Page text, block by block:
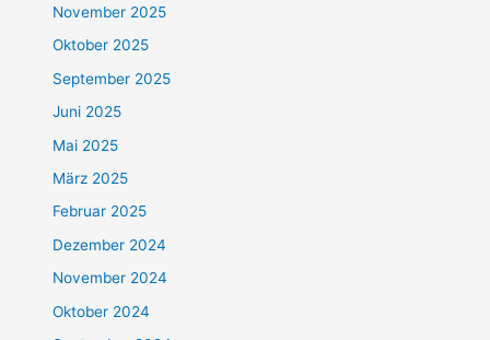
November 2025
Oktober 2025
September 2025
Juni 2025
Mai 2025
März 2025
Februar 2025
Dezember 2024
November 2024
Oktober 2024